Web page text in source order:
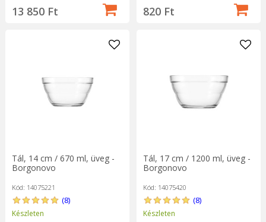
13 850 Ft 820 Ft
Tál, 14 cm / 670 ml, üveg -
Borgonovo
Kód: 14075221
(8)
Készleten
Tál, 17 cm / 1200 ml, üveg -
Borgonovo
Kód: 14075420
(8)
Készleten